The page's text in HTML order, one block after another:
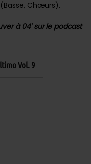
(Basse, Chœurs).
à 04' sur le podcast
Vol. 9